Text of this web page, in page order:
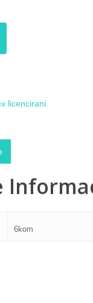
licencirani
6kom